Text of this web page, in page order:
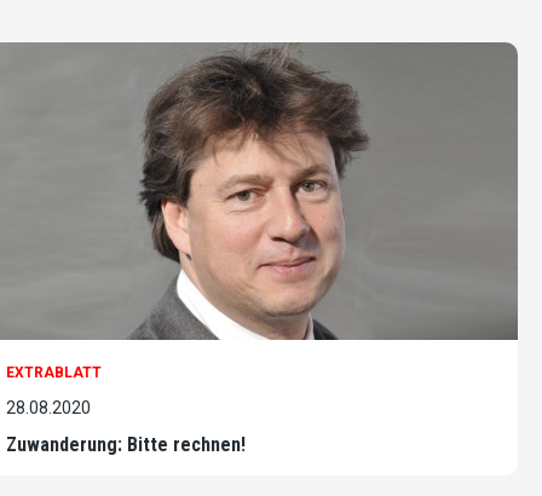
EXTRABLATT
28.08.2020
Zuwanderung: Bitte rechnen!